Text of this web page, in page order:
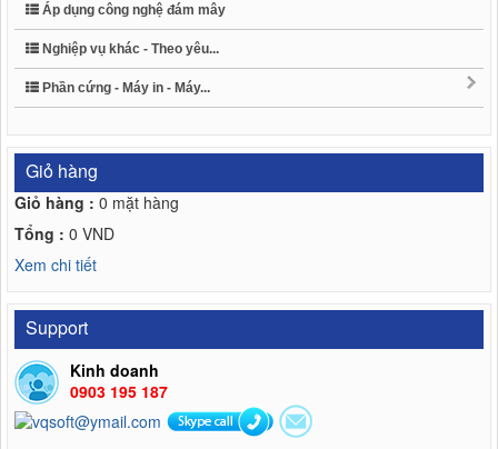
Áp dụng công nghệ đám mây
Nghiệp vụ khác - Theo yêu...
Phần cứng - Máy in - Máy...
Giỏ hàng
Giỏ hàng : 0 mặt hàng
Tổng : 0 VND
Xem chi tiết
Support
Kinh doanh
0903 195 187